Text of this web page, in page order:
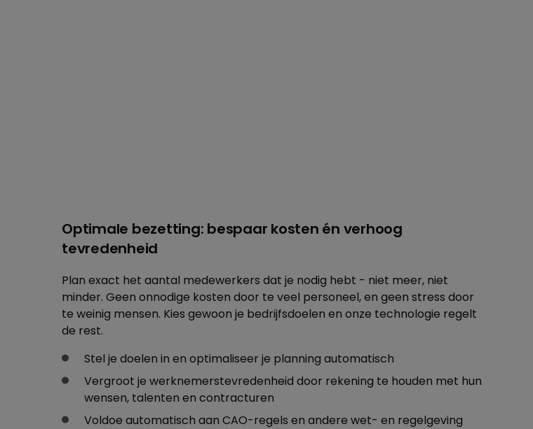
Optimale bezetting: bespaar kosten én verhoog
tevredenheid
Plan exact het aantal medewerkers dat je nodig hebt - niet meer, niet
minder. Geen onnodige kosten door te veel personeel, en geen stress door
te weinig mensen. Kies gewoon je bedrijfsdoelen en onze technologie regelt
de rest.
Stel je doelen in en optimaliseer je planning automatisch
Vergroot je werknemerstevredenheid door rekening te houden met hun
wensen, talenten en contracturen
Voldoe automatisch aan CAO-regels en andere wet- en regelgeving